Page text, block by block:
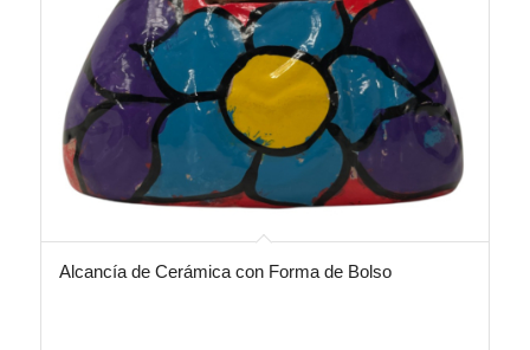
Alcancía de Cerámica con Forma de Bolso